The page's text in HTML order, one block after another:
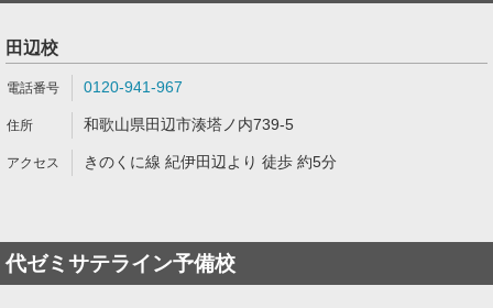
田辺校
0120-941-967
和歌山県田辺市湊塔ノ内739-5
きのくに線 紀伊田辺より 徒歩 約5分
代ゼミサテライン予備校